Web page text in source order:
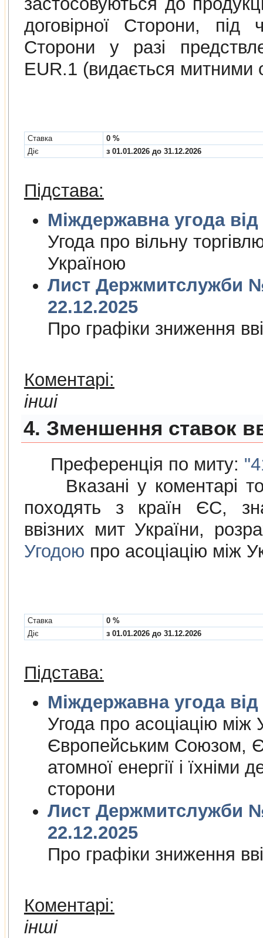
договірної Сторони, під
Сторони у разі
EUR.1 (видається митними
Cтавка
0 %
Діє
з 01.01.2026 до 31.12.2026
Підстава:
Угода про вiльну
Україною
Лист Держмитслужби №
22.12.2025
Про графiки зниження
Коментарі:
інші
4. Зменшення ставок
Преференція по миту:
Вказані у коментарі
походять з країн ЄС,
ввізних мит України,
Угодою про асоціацію між
Cтавка
0 %
Діє
з 01.01.2026 до 31.12.2026
Підстава:
Угода про асоцiацiю мiж
Європейським Союзом,
атомної енергiї i їхнiми
сторони
Лист Держмитслужби №
22.12.2025
Про графiки зниження
Коментарі:
інші